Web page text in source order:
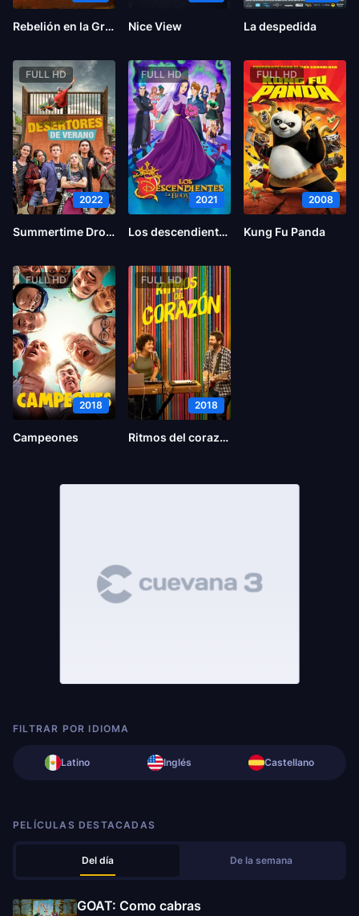
Rebelión en la Granja Nice View La despedida
FULL HD
2022
Summertime Dropouts
FULL HD
2021
Los descendientes: La boda real
FULL HD
2008
Kung Fu Panda
FULL HD
2018
Campeones
FULL HD
2018
Ritmos del corazón
FILTRAR POR IDIOMA
Latino Inglés Castellano
PELÍCULAS DESTACADAS
Del día De la semana
GOAT: Como cabras